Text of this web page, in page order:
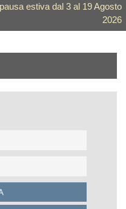
estiva dal 3 al 19 Agosto
2026